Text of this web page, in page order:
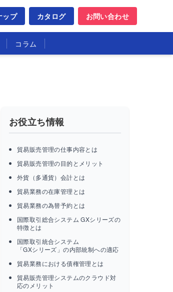
ップ カタログ お問い合わせ
コラム
お役立ち情報
貿易販売管理の仕事内容とは
貿易販売管理の目的とメリット
外貨（多通貨）会計とは
貿易業務の在庫管理とは
貿易業務の為替予約とは
国際取引総合システム GXシリーズの
特徴とは
国際取引統合システム
「GXシリーズ」の内部統制への適応
貿易業務における債権管理とは
貿易販売管理システムのクラウド対
応のメリット